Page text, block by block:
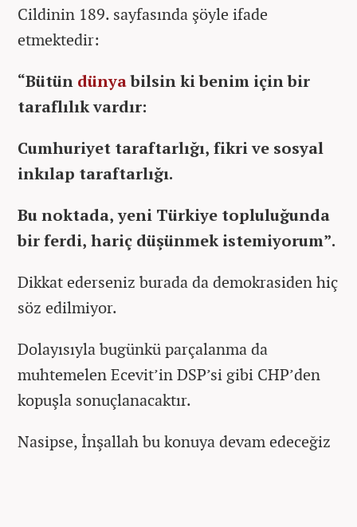
Cildinin 189. sayfasında şöyle ifade
etmektedir:
“Bütün dünyabilsin ki benim için bir
taraflılık vardır:
Cumhuriyet taraftarlığı, fikri ve sosyal
inkılap taraftarlığı.
Bu noktada, yeni Türkiye topluluğunda
bir ferdi, hariç düşünmek istemiyorum”.
Dikkat ederseniz burada da demokrasiden hiç
söz edilmiyor.
Dolayısıyla bugünkü parçalanma da
muhtemelen Ecevit’in DSP’si gibi CHP’den
kopuşla sonuçlanacaktır.
Nasipse, İnşallah bu konuya devam edeceğiz